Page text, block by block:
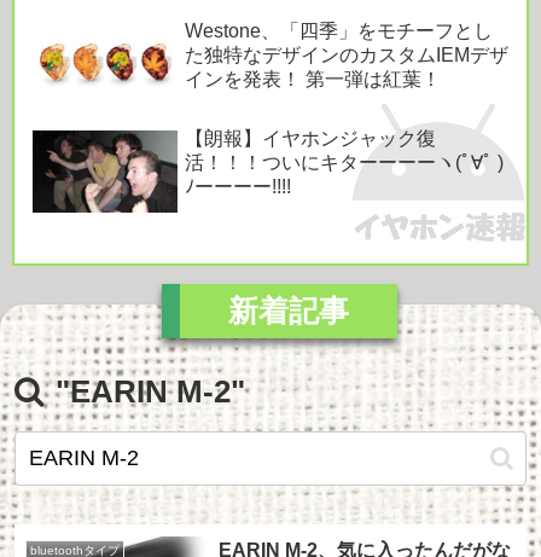
Westone、「四季」をモチーフとし
た独特なデザインのカスタムIEMデザ
インを発表！ 第一弾は紅葉！
【朗報】イヤホンジャック復
活！！！ついにキターーーーヽ(ﾟ∀ﾟ )
ﾉーーーー!!!!
"EARIN M-2"
bluetoothタイプ EARIN M-2、気に入ったんだがな